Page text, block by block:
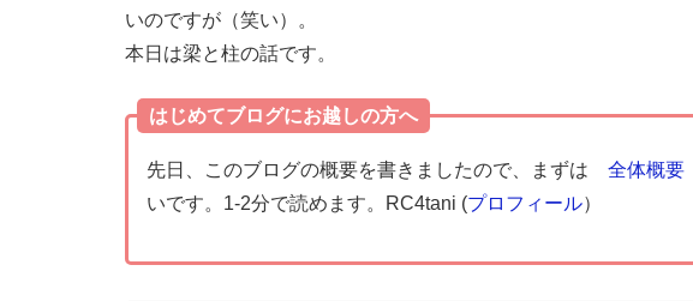
いのですが（笑い）。
本日は梁と柱の話です。
はじめてブログにお越しの方へ
先日、このブログの概要を書きましたので、まずは 全体概要
いです。1-2分で読めます。RC4tani (プロフィール）